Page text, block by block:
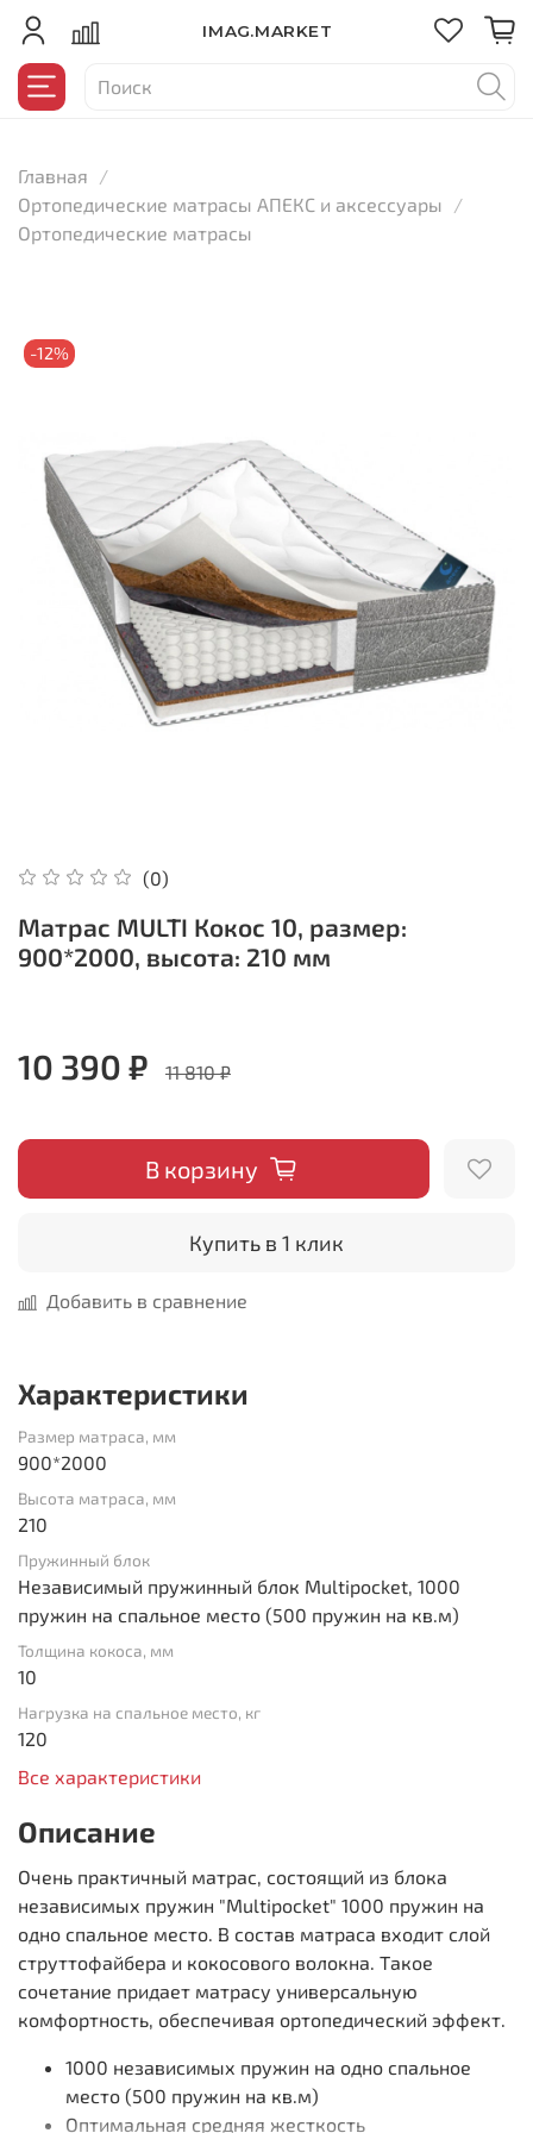
IMAG.MARKET
Главная
Ортопедические матрасы АПЕКС и аксессуары
Ортопедические матрасы
-12%
(0)
Матрас MULTI Кокос 10, размер:
900*2000, высота: 210 мм
10 390 ₽ 11 810 ₽
В корзину
Купить в 1 клик
Добавить в сравнение
Характеристики
Размер матраса, мм
900*2000
Высота матраса, мм
210
Пружинный блок
Независимый пружинный блок Multipocket, 1000
пружин на спальное место (500 пружин на кв.м)
Толщина кокоса, мм
10
Нагрузка на спальное место, кг
120
Все характеристики
Описание
Очень практичный матрас, состоящий из блока
независимых пружин "Multipocket" 1000 пружин на
одно спальное место. В состав матраса входит слой
струттофайбера и кокосового волокна. Такое
сочетание придает матрасу универсальную
комфортность, обеспечивая ортопедический эффект.
1000 независимых пружин на одно спальное
место (500 пружин на кв.м)
Оптимальная средняя жесткость